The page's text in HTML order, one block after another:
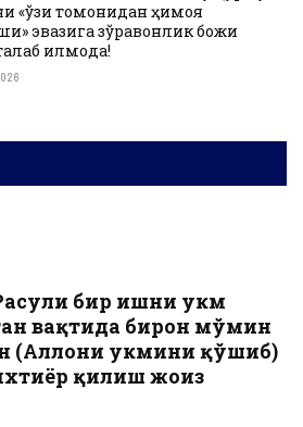
«ўзи томонидан ҳимоя
эвазига зўравонлик божи
қилмоқда!
бир ишни ҳукм
вақтида бирон мўмин
ҳукмини қўшиб)
қилиш жоиз